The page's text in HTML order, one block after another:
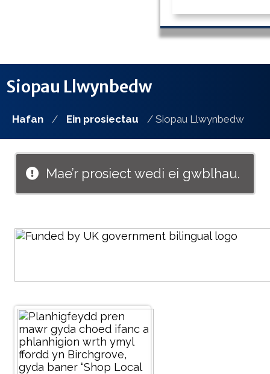
Siopau Llwynbedw
Hafan / Ein prosiectau / Siopau Llwynbedw
Mae’r prosiect wedi ei gwblhau.